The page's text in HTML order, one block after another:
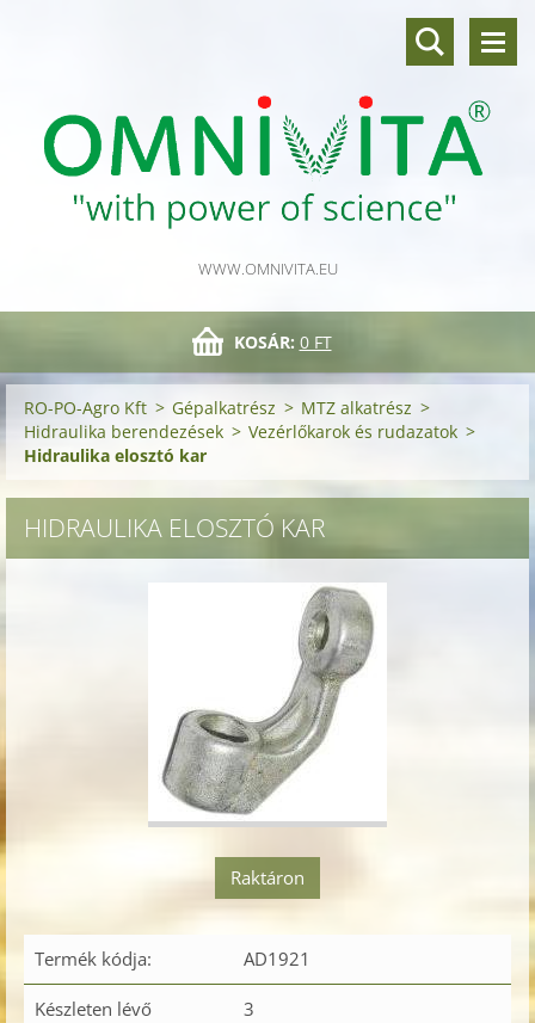
WWW.OMNIVITA.EU
KOSÁR: 0 FT
RO-PO-Agro Kft > Gépalkatrész > MTZ alkatrész >
Hidraulika berendezések > Vezérlőkarok és rudazatok >
Hidraulika elosztó kar
HIDRAULIKA ELOSZTÓ KAR
Raktáron
Termék kódja: AD1921
Készleten lévő
3